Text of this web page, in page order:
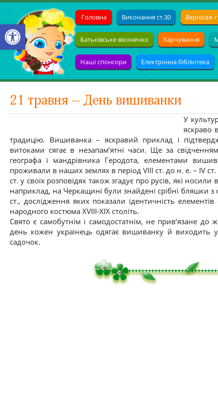
Open toolbar
Головна Виконання ст.30 Вернісаж
Батьківське віконечко Харчування
Наші спонсори Електронна бібліотека
21 травня – День вишиванки
У
яскраво
традицію. Вишиванка – яскравий приклад і
витоками сягає в незапам’ятні часи. Ще за
географа і мандрівника Геродота, елементами
проживали в наших землях в період VIII ст. до н. е. – IV
ст. у своїх розповідях також згадує про русів, які
наприклад, на Черкащині були знайдені срібні бляшки з
ст., дослідження яких показали ідентичність
народного костюма XVIII-XIX століть.
Свято є самобутнім і самодостатнім, не прив’язане
день кожен українець одягає вишиванку й виходить
садочок.